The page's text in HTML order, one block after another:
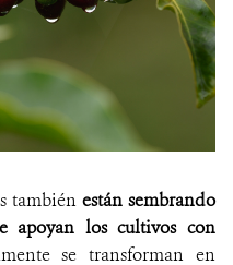
también están sembrando
apoyan los cultivos con
se transforman en